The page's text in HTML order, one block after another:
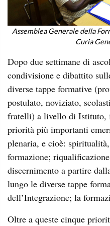
Assemblea Generale della
Curia
Dopo due settimane di
condivisione e dibattito
diverse tappe formative
postulato, noviziato,
fratelli) a livello di Istituto,
priorità più importanti
plenaria, e cioè:
formazione;
discernimento a partire
lungo le diverse tappe
dell’Integrazione; la
Oltre a queste cinque